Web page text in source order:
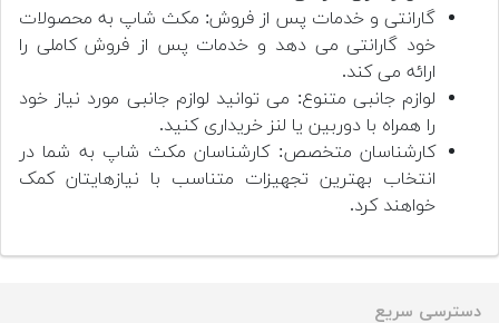
گارانتی و خدمات پس از فروش: مکث شاپ به محصولات
خود گارانتی می دهد و خدمات پس از فروش کاملی را
ارائه می کند.
لوازم جانبی متنوع: می توانید لوازم جانبی مورد نیاز خود
را همراه با دوربین یا لنز خریداری کنید.
کارشناسان متخصص: کارشناسان مکث شاپ به شما در
انتخاب بهترین تجهیزات متناسب با نیازهایتان کمک
خواهند کرد.
دسترسی سریع